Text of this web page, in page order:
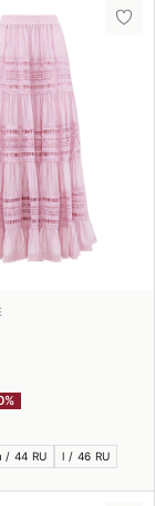
/ 44 RU l / 46 RU